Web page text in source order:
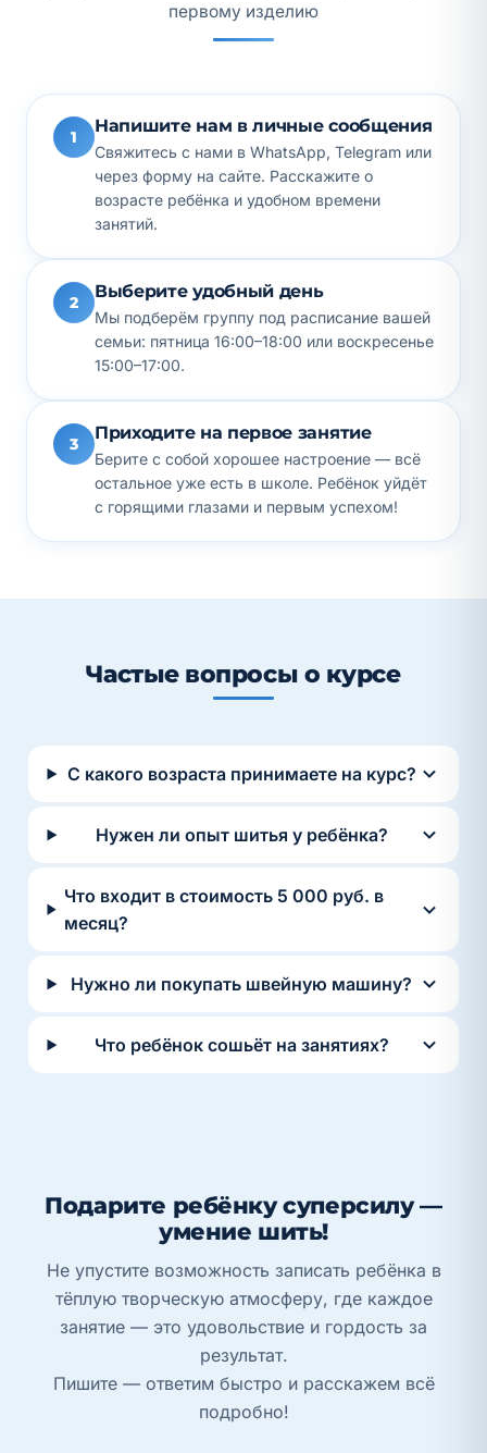
первому изделию
1
Напишите нам в личные сообщения
Свяжитесь с нами в WhatsApp, Telegram или
через форму на сайте. Расскажите о
возрасте ребёнка и удобном времени
занятий.
2
Выберите удобный день
Мы подберём группу под расписание вашей
семьи: пятница 16:00–18:00 или воскресенье
15:00–17:00.
3
Приходите на первое занятие
Берите с собой хорошее настроение — всё
остальное уже есть в школе. Ребёнок уйдёт
с горящими глазами и первым успехом!
Частые вопросы о курсе
С какого возраста принимаете на курс?
Нужен ли опыт шитья у ребёнка?
Что входит в стоимость 5 000 руб. в
месяц?
Нужно ли покупать швейную машину?
Что ребёнок сошьёт на занятиях?
Подарите ребёнку суперсилу —
умение шить!
Не упустите возможность записать ребёнка в
тёплую творческую атмосферу, где каждое
занятие — это удовольствие и гордость за
результат.
Пишите — ответим быстро и расскажем всё
подробно!